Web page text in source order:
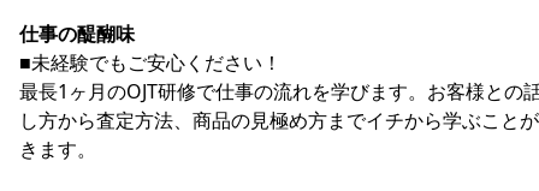
仕事の醍醐味
■未経験でもご安心ください！
最長1ヶ月のOJT研修で仕事の流れを学びます。お客様との
し方から査定方法、商品の見極め方までイチから学ぶこと
きます。